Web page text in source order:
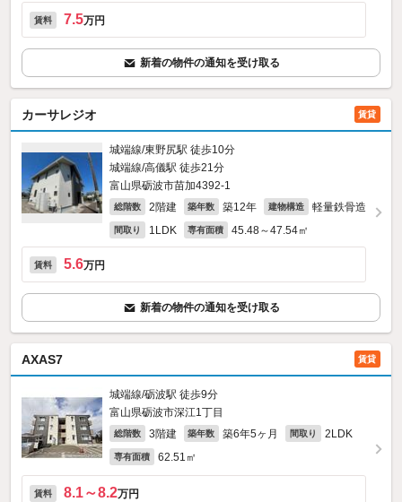
賃料 7.5万円
新着の物件の通知を受け取る
カーサレジオ 賃貸
城端線/東野尻駅 徒歩10分
城端線/高儀駅 徒歩21分
富山県砺波市苗加4392‐1
総階数 2階建 築年数 築12年 建物構造 軽量鉄骨造
間取り 1LDK 専有面積 45.48～47.54㎡
賃料 5.6万円
新着の物件の通知を受け取る
AXAS7 賃貸
城端線/砺波駅 徒歩9分
富山県砺波市深江1丁目
総階数 3階建 築年数 築6年5ヶ月 間取り 2LDK
専有面積 62.51㎡
賃料 8.1～8.2万円